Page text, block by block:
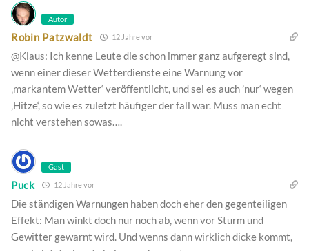
Autor
Robin Patzwaldt 12 Jahre vor
@Klaus: Ich kenne Leute die schon immer ganz aufgeregt sind,
wenn einer dieser Wetterdienste eine Warnung vor
‚markantem Wetter‘ veröffentlicht, und sei es auch ’nur‘ wegen
‚Hitze‘, so wie es zuletzt häufiger der fall war. Muss man echt
nicht verstehen sowas….
Gast
Puck 12 Jahre vor
Die ständigen Warnungen haben doch eher den gegenteiligen
Effekt: Man winkt doch nur noch ab, wenn vor Sturm und
Gewitter gewarnt wird. Und wenns dann wirklich dicke kommt,